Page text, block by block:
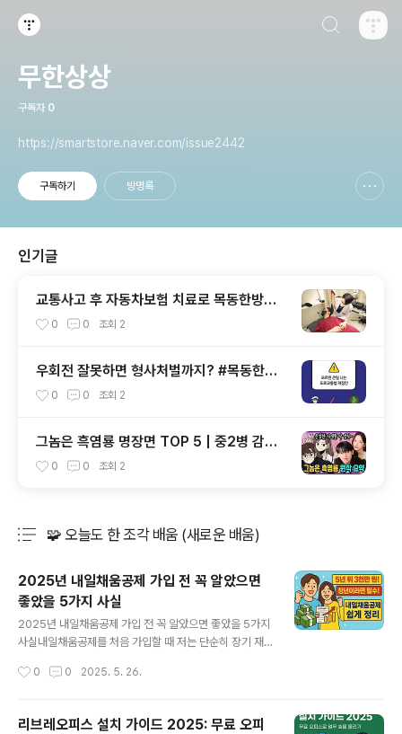
무한상상
구독자 0
https://smartstore.naver.com/issue2442
구독하기 방명록
인기글
교통사고 후 자동차보험 치료로 목동한방병
원에 입원을 해보려고 합니다. [바른지성한방
0 0 조회 2
우회전 잘못하면 형사처벌까지? #목동한방
병원 #바른지성한방병원 #교통사고입원
0 0 조회 2
그놈은 흑염룡 명장면 TOP 5 | 중2병 감성
폭발!
0 0 조회 2
🧩 오늘도 한 조각 배움 (새로운 배움)
2025년 내일채움공제 가입 전 꼭 알았으면
좋았을 5가지 사실
2025년 내일채움공제 가입 전 꼭 알았으면 좋았을 5가지
사실내일채움공제를 처음 가입할 때 저는 단순히 장기 재
어보니 생각했던 것보다 훨씬 더 큰 혜택과 다양한 활용법
에 알았다면 좋았을 5가지 중요한 사실을 공유해드리려 합
0 0 2025. 5. 26.
리브레오피스 설치 가이드 2025: 무료 오피